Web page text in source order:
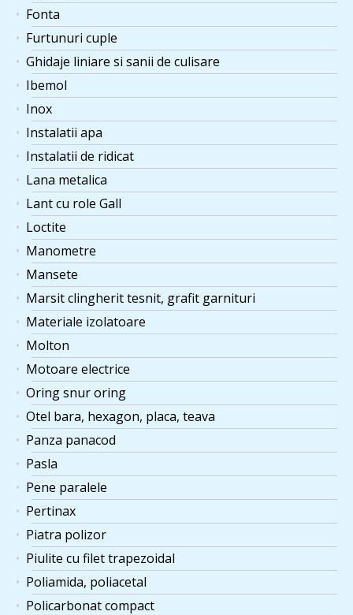
Fonta
Furtunuri cuple
Ghidaje liniare si sanii de culisare
Ibemol
Inox
Instalatii apa
Instalatii de ridicat
Lana metalica
Lant cu role Gall
Loctite
Manometre
Mansete
Marsit clingherit tesnit, grafit garnituri
Materiale izolatoare
Molton
Motoare electrice
Oring snur oring
Otel bara, hexagon, placa, teava
Panza panacod
Pasla
Pene paralele
Pertinax
Piatra polizor
Piulite cu filet trapezoidal
Poliamida, poliacetal
Policarbonat compact